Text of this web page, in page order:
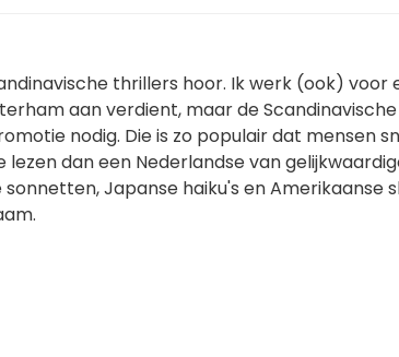
thrillers hoor. Ik werk (ook) voor
aan verdient, maar de
nodig. Die is zo populair dat mensen
dan een Nederlandse van
Japanse haiku's en Amerikaanse